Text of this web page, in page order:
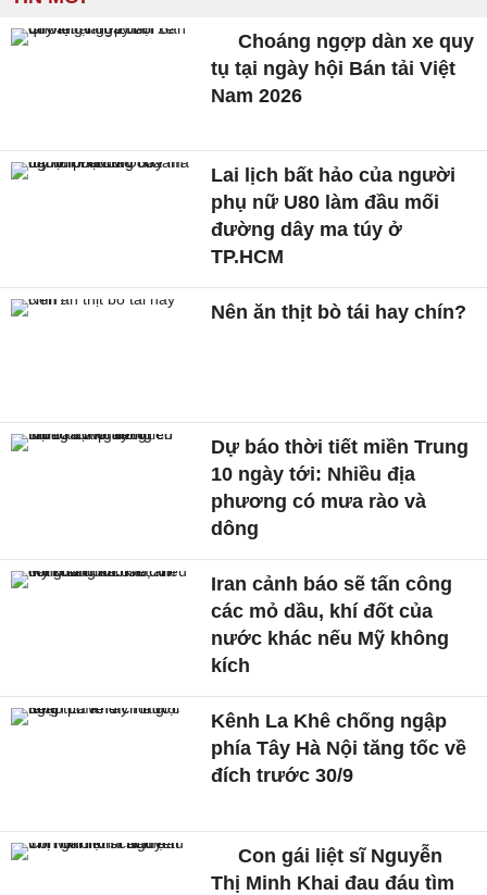
Choáng ngợp dàn xe quy
tụ tại ngày hội Bán tải Việt
Nam 2026
Lai lịch bất hảo của người
phụ nữ U80 làm đầu mối
đường dây ma túy ở
TP.HCM
Nên ăn thịt bò tái hay chín?
Dự báo thời tiết miền Trung
10 ngày tới: Nhiều địa
phương có mưa rào và
dông
Iran cảnh báo sẽ tấn công
các mỏ dầu, khí đốt của
nước khác nếu Mỹ không
kích
Kênh La Khê chống ngập
phía Tây Hà Nội tăng tốc về
đích trước 30/9
Con gái liệt sĩ Nguyễn
Thị Minh Khai đau đáu tìm